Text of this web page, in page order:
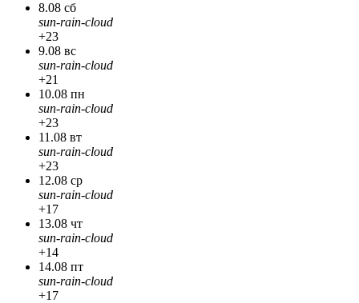
8.08 сб
sun-rain-cloud
+23
9.08 вс
sun-rain-cloud
+21
10.08 пн
sun-rain-cloud
+23
11.08 вт
sun-rain-cloud
+23
12.08 ср
sun-rain-cloud
+17
13.08 чт
sun-rain-cloud
+14
14.08 пт
sun-rain-cloud
+17